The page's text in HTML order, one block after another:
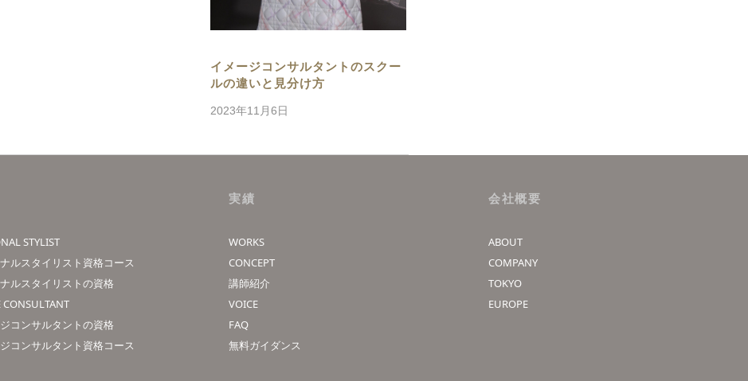
イメージコンサルタントのスクー
ルの違いと見分け方
2023年11月6日
STYLIST
ルスタイリスト資格コース
ルスタイリストの資格
CONSULTANT
コンサルタントの資格
コンサルタント資格コース
実績
WORKS
CONCEPT
講師紹介
VOICE
FAQ
無料ガイダンス
会社概要
ABOUT
COMPANY
TOKYO
EUROPE